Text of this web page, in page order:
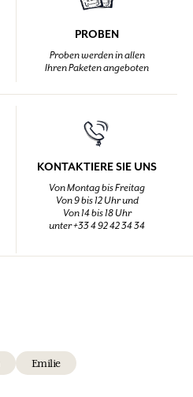
PROBEN
Proben werden in allen
Ihren Paketen angeboten
KONTAKTIERE SIE UNS
Von Montag bis Freitag
Von 9 bis 12 Uhr und
Von 14 bis 18 Uhr
unter +33 4 92 42 34 34
Emilie